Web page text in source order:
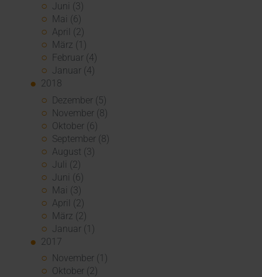
Juni (3)
Mai (6)
April (2)
März (1)
Februar (4)
Januar (4)
2018
Dezember (5)
November (8)
Oktober (6)
September (8)
August (3)
Juli (2)
Juni (6)
Mai (3)
April (2)
März (2)
Januar (1)
2017
November (1)
Oktober (2)